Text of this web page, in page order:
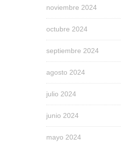
noviembre 2024
octubre 2024
septiembre 2024
agosto 2024
julio 2024
junio 2024
mayo 2024